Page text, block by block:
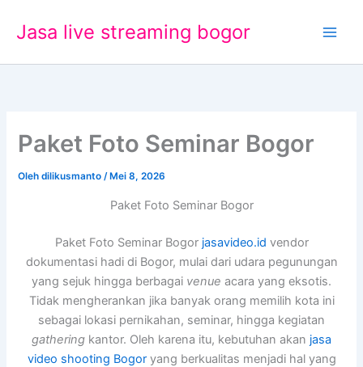
Jasa live streaming bogor
Paket Foto Seminar Bogor
Olehdilikusmanto/ Mei 8, 2026
Paket Foto Seminar Bogor
Paket Foto Seminar Bogor jasavideo.id vendor
dokumentasi hadi di Bogor, mulai dari udara pegunungan
yang sejuk hingga berbagai venue acara yang eksotis.
Tidak mengherankan jika banyak orang memilih kota ini
sebagai lokasi pernikahan, seminar, hingga kegiatan
gathering kantor. Oleh karena itu, kebutuhan akan jasa
video shooting Bogoryang berkualitas menjadi hal yang